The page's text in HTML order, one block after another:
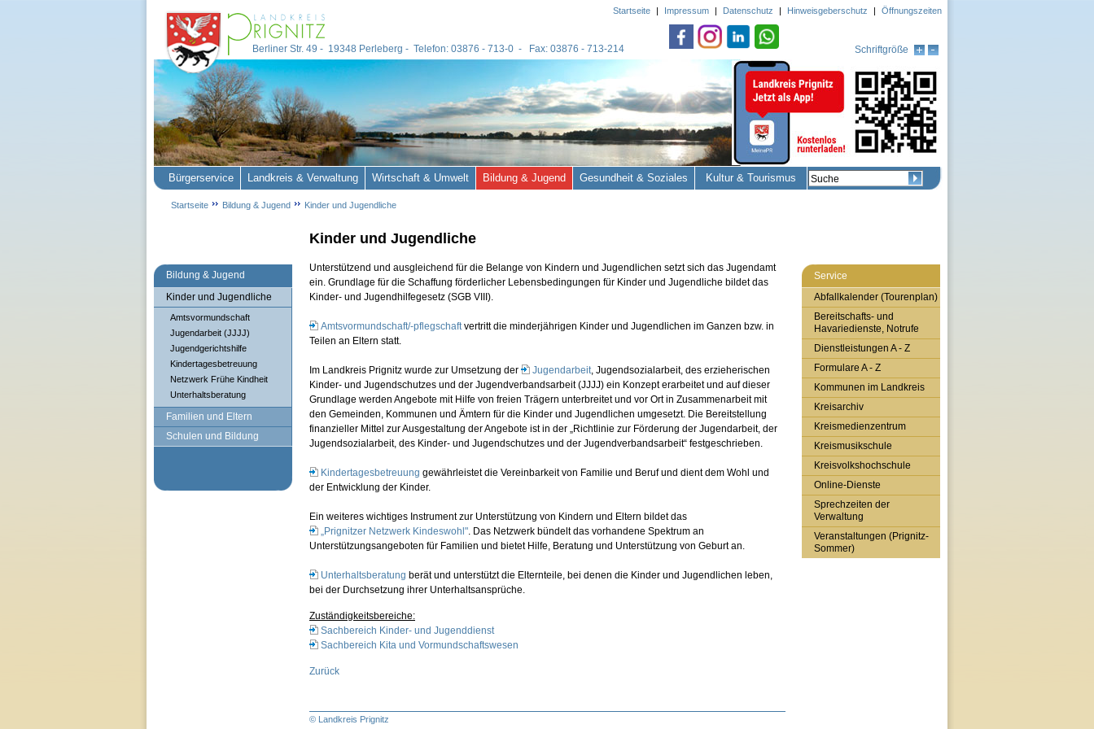
Bildung & Jugend
Kinder und Jugendliche
Amtsvormundschaft
Jugendarbeit (JJJJ)
Jugendgerichtshilfe
Kindertagesbetreuung
Netzwerk Frühe Kindheit
Unterhaltsberatung
Familien und Eltern
Schulen und Bildung
Kinder und Jugendliche
Unterstützend und ausgleichend für die Belange von Kindern und Jugendlichen setzt sich das Jugendamt
ein. Grundlage für die Schaffung förderlicher Lebensbedingungen für Kinder und Jugendliche bildet das
Kinder- und Jugendhilfegesetz (SGB VIII).
Amtsvormundschaft/-pflegschaftvertritt die minderjährigen Kinder und Jugendlichen im Ganzen bzw. in
Teilen an Eltern statt.
Im Landkreis Prignitz wurde zur Umsetzung der Jugendarbeit, Jugendsozialarbeit, des erzieherischen
Kinder- und Jugendschutzes und der Jugendverbandsarbeit (JJJJ) ein Konzept erarbeitet und auf dieser
Grundlage werden Angebote mit Hilfe von freien Trägern unterbreitet und vor Ort in Zusammenarbeit mit
den Gemeinden, Kommunen und Ämtern für die Kinder und Jugendlichen umgesetzt. Die Bereitstellung
finanzieller Mittel zur Ausgestaltung der Angebote ist in der „Richtlinie zur Förderung der Jugendarbeit, der
Jugendsozialarbeit, des Kinder- und Jugendschutzes und der Jugendverbandsarbeit“ festgeschrieben.
Kindertagesbetreuung gewährleistet die Vereinbarkeit von Familie und Beruf und dient dem Wohl und
der Entwicklung der Kinder.
Ein weiteres wichtiges Instrument zur Unterstützung von Kindern und Eltern bildet das
„Prignitzer Netzwerk Kindeswohl". Das Netzwerk bündelt das vorhandene Spektrum an
Unterstützungsangeboten für Familien und bietet Hilfe, Beratung und Unterstützung von Geburt an.
Unterhaltsberatung berät und unterstützt die Elternteile, bei denen die Kinder und Jugendlichen leben,
bei der Durchsetzung ihrer Unterhaltsansprüche.
Zuständigkeitsbereiche:
Sachbereich Kinder- und Jugenddienst
Sachbereich Kita und Vormundschaftswesen
Zurück
© Landkreis Prignitz
Service
Abfallkalender (Tourenplan)
Bereitschafts- und
Havariedienste, Notrufe
Dienstleistungen A - Z
Formulare A - Z
Kommunen im Landkreis
Kreisarchiv
Kreismedienzentrum
Kreismusikschule
Kreisvolkshochschule
Online-Dienste
Sprechzeiten der
Verwaltung
Veranstaltungen (Prignitz-
Sommer)
Berliner Str. 49 - 19348 Perleberg - Telefon: 03876 - 713-0 - Fax: 03876 - 713-214 Schriftgröße
Startseite | Impressum | Datenschutz | Hinweisgeberschutz | Öffnungszeiten
Bürgerservice Landkreis & Verwaltung Wirtschaft & Umwelt Bildung & Jugend Gesundheit & Soziales Kultur & Tourismus
Startseite Bildung & Jugend Kinder und Jugendliche